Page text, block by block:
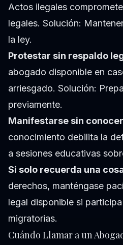
Actos ilegales
legales. Solución:
la ley.
Protestar sin respaldo
abogado disponible en
arriesgado. Solución:
previamente.
Manifestarse sin
conocimiento debilita la
a sesiones educativas
Si solo recuerda una
derechos, manténgase
legal disponible si
migratorias.
Cuándo Llamar a un